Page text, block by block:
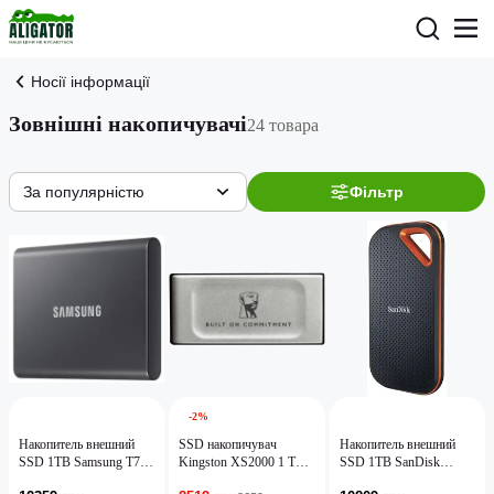
Носії інформації
Зовнішні накопичувачі24 товара
Фільтр
За популярністю
Накопитель внешний
SSD 1TB Samsung T7
-2%
SSD накопичувач
Kingston XS2000 1 TB
Накопитель внешний
SSD 1TB SanDisk